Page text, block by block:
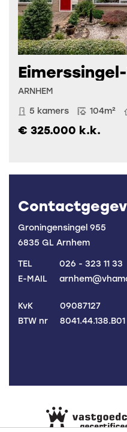
ARNHEM
5 kamers
104m²
€ 325.000 k.k.
Groningensingel 955
6835 GL Arnhem
TEL
026 - 323 11 33
E-MAIL
KvK
09087127
BTW nr
8041.44.138.B01